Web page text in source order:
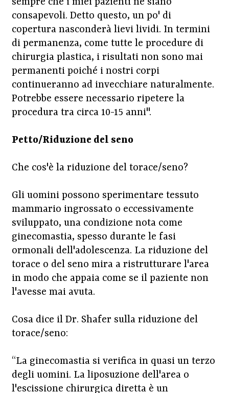
consapevoli. Detto questo, un po' di
copertura nasconderà lievi lividi. In termini
di permanenza, come tutte le procedure di
chirurgia plastica, i risultati non sono mai
permanenti poiché i nostri corpi
continueranno ad invecchiare naturalmente.
Potrebbe essere necessario ripetere la
procedura tra circa 10-15 anni".
Petto/Riduzione del seno
Che cos'è la riduzione del torace/seno?
Gli uomini possono sperimentare tessuto
mammario ingrossato o eccessivamente
sviluppato, una condizione nota come
ginecomastia, spesso durante le fasi
ormonali dell'adolescenza. La riduzione del
torace o del seno mira a ristrutturare l'area
in modo che appaia come se il paziente non
l'avesse mai avuta.
Cosa dice il Dr. Shafer sulla riduzione del
torace/seno:
“La ginecomastia si verifica in quasi un terzo
degli uomini. La liposuzione dell'area o
l'escissione chirurgica diretta è un